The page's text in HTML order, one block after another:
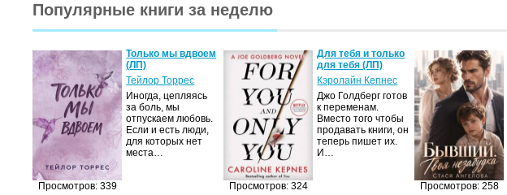
Популярные книги за неделю
Просмотров: 339
Только мы вдвоем
(ЛП)
Тейлор Торрес
Иногда, цепляясь
за боль, мы
отпускаем любовь.
Если и есть люди,
для которых нет
места…
Просмотров: 324
Для тебя и только
для тебя (ЛП)
Кэролайн Кепнес
Джо Голдберг готов
к переменам.
Вместо того чтобы
продавать книги, он
теперь пишет их.
И…
Просмотров: 258